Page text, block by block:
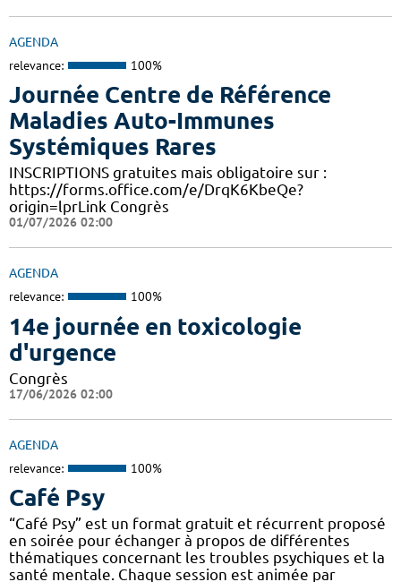
AGENDA
relevance: 100%
Journée Centre de Référence
Maladies Auto-Immunes
Systémiques Rares
INSCRIPTIONS gratuites mais obligatoire sur :
https://forms.office.com/e/DrqK6KbeQe?
origin=lprLink Congrès
01/07/2026 02:00
AGENDA
relevance: 100%
14e journée en toxicologie
d'urgence
Congrès
17/06/2026 02:00
AGENDA
relevance: 100%
Café Psy
“Café Psy” est un format gratuit et récurrent proposé
en soirée pour échanger à propos de différentes
thématiques concernant les troubles psychiques et la
santé mentale. Chaque session est animée par